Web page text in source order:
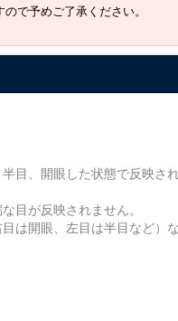
で予めご了承ください。
目、開眼した状態で反映され
目が反映されません。
は開眼、左目は半目など）